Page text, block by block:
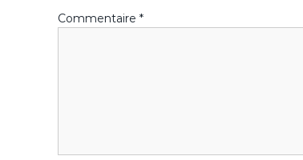
o
Commentaire *